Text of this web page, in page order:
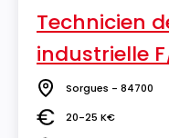
Technicien
industrielle
Lieu Sorgues - 84700
Salaire20-25 K€